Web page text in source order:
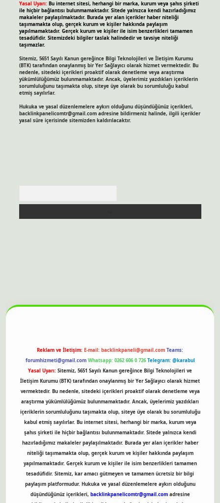
Yasal Uyarı: Bu internet sitesi, herhangi bir marka, kurum veya şahıs şirketi
ile hiçbir bağlantısı bulunmamaktadır. Sitede yalnızca kendi hazırladığımız
makaleler paylaşılmaktadır. Burada yer alan içerikler haber niteliği
taşımamakta olup, gerçek kurum ve kişiler hakkında paylaşım
yapılmamaktadır. Gerçek kurum ve kişiler ile isim benzerlikleri tamamen
tesadüfidir. Sitemizdeki bilgiler taslak halindedir ve tavsiye niteliği
taşımazlar.
Sitemiz, 5651 Sayılı Kanun gereğince Bilgi Teknolojileri ve İletişim Kurumu
(BTK) tarafından onaylanmış bir Yer Sağlayıcı olarak hizmet vermektedir. Bu
nedenle, sitedeki içerikleri proaktif olarak denetleme veya araştırma
yükümlülüğümüz bulunmamaktadır. Ancak, üyelerimiz yazdıkları içeriklerin
sorumluluğunu taşımakta olup, siteye üye olarak bu sorumluluğu kabul
etmiş sayılırlar.
Hukuka ve yasal düzenlemelere aykırı olduğunu düşündüğünüz içerikleri,
backlinkpanelicomtr@gmail.comadresine bildirmeniz halinde, ilgili içerikler
yasal süre içerisinde sitemizden kaldırılacaktır.
Reklam ve İletişim: E-mail: backlinkpaneli@gmail.com Teams:
forumhizmeti@gmail.com Whatsapp: 0262 606 0 726 Telegram: @karabul
Yasal Uyarı: Sitemiz, 5651 Sayılı Kanun gereğince Bilgi Teknolojileri ve
İletişim Kurumu (BTK) tarafından onaylanmış bir Yer Sağlayıcı olarak hizmet
vermektedir. Bu nedenle, sitedeki içerikleri proaktif olarak denetleme veya
araştırma yükümlülüğümüz bulunmamaktadır. Ancak, üyelerimiz yazdıkları
içeriklerin sorumluluğunu taşımakta olup, siteye üye olarak bu sorumluluğu
kabul etmiş sayılırlar. Bu internet sitesi, herhangi bir marka, kurum veya
şahıs şirketi ile hiçbir bağlantısı bulunmamaktadır. Sitede yalnızca kendi
hazırladığımız makaleler paylaşılmaktadır. Burada yer alan içerikler haber
niteliği taşımamakta olup, gerçek kurum ve kişiler hakkında paylaşım
yapılmamaktadır. Gerçek kurum ve kişiler ile isim benzerlikleri tamamen
tesadüfidir. Sitemiz, kar amacı gütmeyen ve tamamen ücretsiz bir bilgi
paylaşım platformudur. Hukuka ve yasal düzenlemelere aykırı olduğunu
düşündüğünüz içerikleri, backlinkpanelicomtr@gmail.comadresine